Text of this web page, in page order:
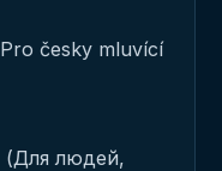
česky mluvící
(Для людей,